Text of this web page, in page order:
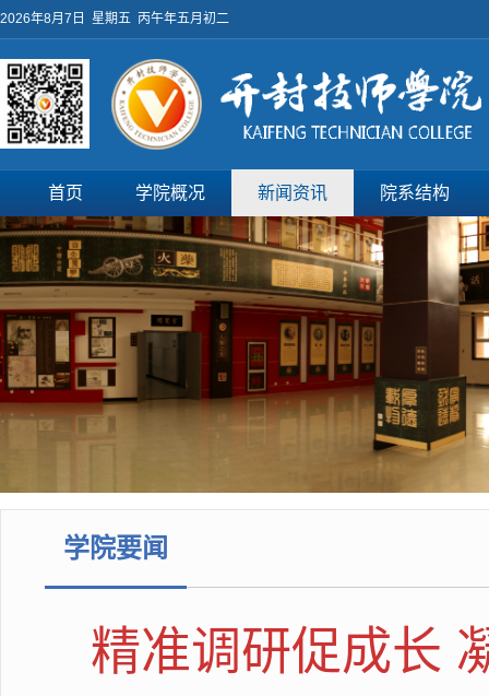
2026年8月7日 星期五 丙午年五月初二
首页 学院概况 新闻资讯 院系结构
学院要闻
精准调研促成长